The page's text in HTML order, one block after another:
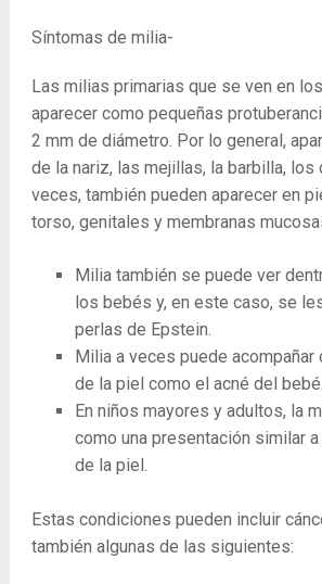
Síntomas de milia-
Las milias primarias que se ven en
aparecer como pequeñas
2 mm de diámetro. Por lo general,
de la nariz, las mejillas, la barbilla, los
veces, también pueden aparecer en
torso, genitales y membranas
Milia también se puede ver
los bebés y, en este caso, se
perlas de Epstein.
Milia a veces puede
de la piel como el acné del bebé.
En niños mayores y adultos, la
como una presentación similar
de la piel.
Estas condiciones pueden incluir
también algunas de las siguientes: